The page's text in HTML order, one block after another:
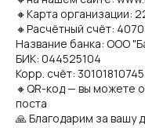
🔸Карта организации:
🔸Расчётный счёт:
Название банка: ООО
БИК: 044525104
Корр. счёт:
🔸QR-код — вы можете
поста
🙏 Благодарим за вашу